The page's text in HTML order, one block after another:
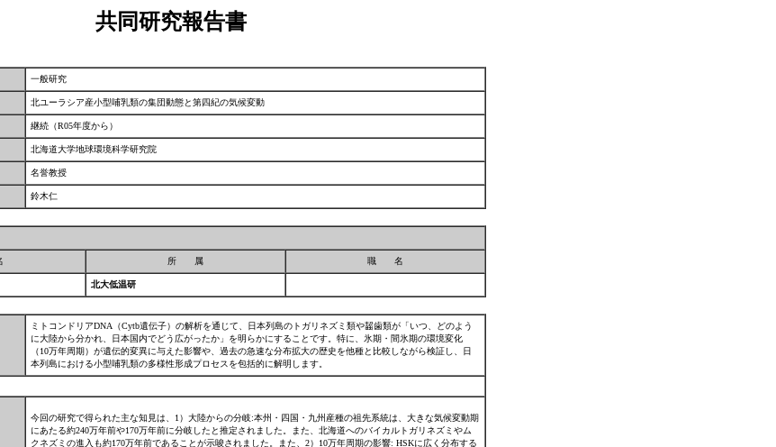
共同研究報告書
一般研究
北ユーラシア産小型哺乳類の集団動態と第四紀の気候変動
継続（R05年度から）
北海道大学地球環境科学研究院
名誉教授
鈴木仁
所 属 職 名
北大低温研
ミトコンドリアDNA（Cytb遺伝子）の解析を通じて、日本列島のトガリネズミ類や齧歯類が「いつ、どのよう
に大陸から分かれ、日本国内でどう広がったか」を明らかにすることです。特に、氷期・間氷期の環境変化
（10万年周期）が遺伝的変異に与えた影響や、過去の急速な分布拡大の歴史を他種と比較しながら検証し、日
本列島における小型哺乳類の多様性形成プロセスを包括的に解明します。
今回の研究で得られた主な知見は、1）大陸からの分岐:本州・四国・九州産種の祖先系統は、大きな気候変動期
にあたる約240万年前や170万年前に分岐したと推定されました。また、北海道へのバイカルトガリネズミやム
クネズミの進入も約170万年前であることが示唆されました。また、2）10万年周期の影響: HSKに広く分布する